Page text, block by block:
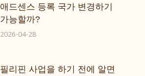
애드센스 등록 국가 변경하기
가능할까?
2026-04-28
필리핀 사업을 하기 전에 알면